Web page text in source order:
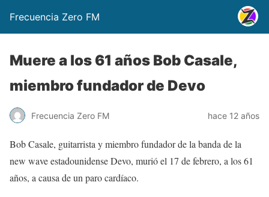
Frecuencia Zero FM
Muere a los 61 años Bob Casale,
miembro fundador de Devo
Frecuencia Zero FM hace 12 años
Bob Casale, guitarrista y miembro fundador de la banda de la
new wave estadounidense Devo, murió el 17 de febrero, a los 61
años, a causa de un paro cardíaco.